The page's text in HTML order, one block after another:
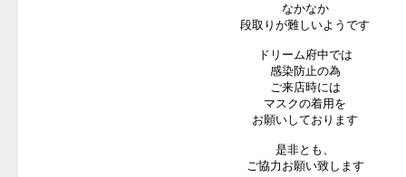
なかなか
段取りが難しいようです
ドリーム府中では
感染防止の為
ご来店時には
マスクの着用を
お願いしております
是非とも、
ご協力お願い致します